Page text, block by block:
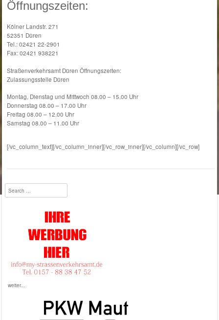
Öffnungszeiten:
Kölner Landstr. 271
52351 Düren
Tel.: 02421 22-2901
Fax: 02421 938221
Straßenverkehrsamt Düren Öffnungszeiten:
Zulassungsstelle Düren
Montag, Dienstag und Mittwoch 08.00 – 15.00 Uhr
Donnerstag 08.00 – 17.00 Uhr
Freitag 08.00 – 12.00 Uhr
Samstag 08.00 – 11.00 Uhr
[/vc_column_text][/vc_column_inner][/vc_row_inner][/vc_column][/vc_row]
Search
weiter...